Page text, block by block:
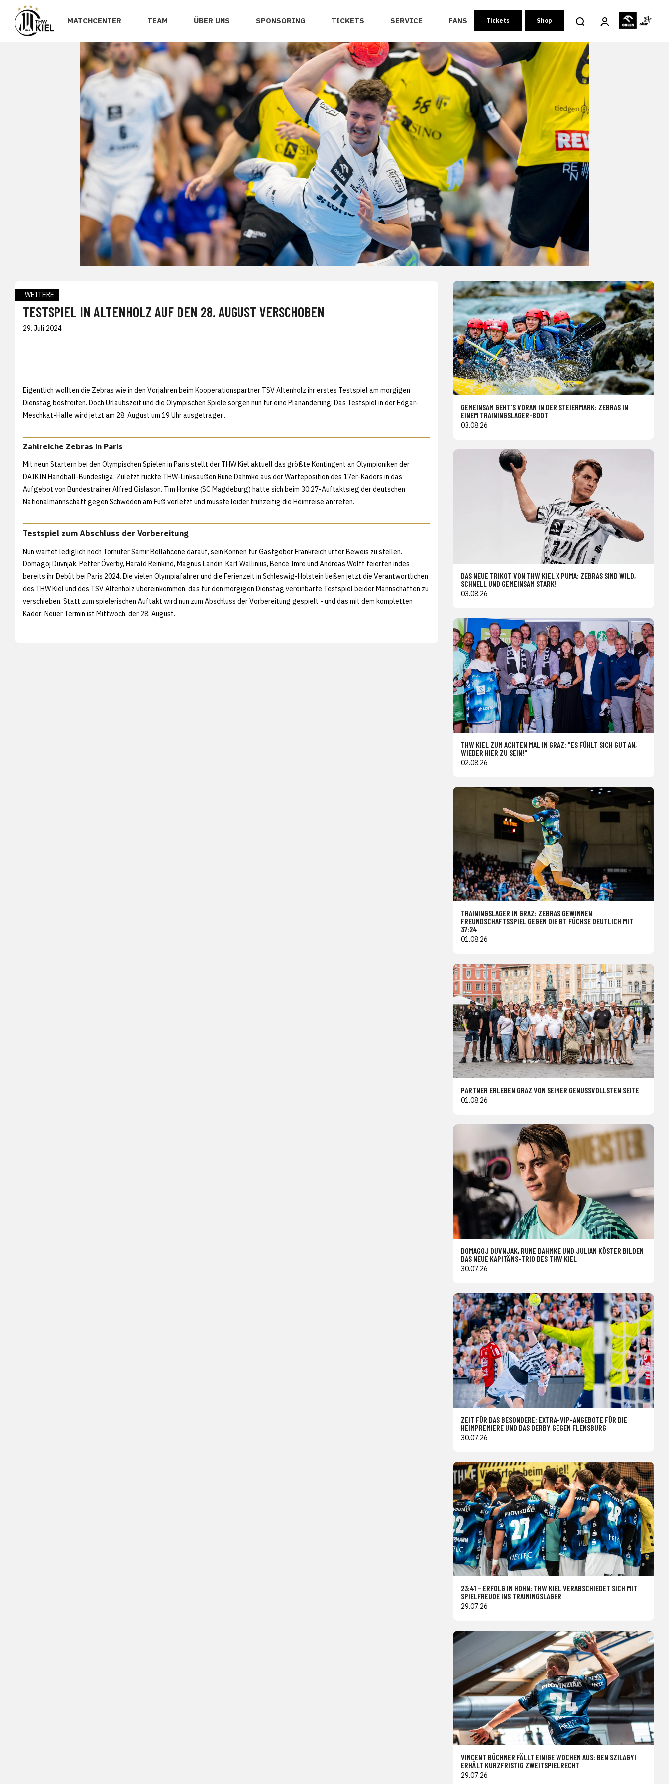
MATCHCENTER TEAM ÜBER UNS SPONSORING TICKETS SERVICE FANS Tickets Shop
WEITERE
TESTSPIEL IN ALTENHOLZ AUF DEN 28. AUGUST VERSCHOBEN
29. Juli 2024
Eigentlich wollten die Zebras wie in den Vorjahren beim Kooperationspartner TSV Altenholz ihr erstes Testspiel am morgigen
Dienstag bestreiten. Doch Urlaubszeit und die Olympischen Spiele sorgen nun für eine Planänderung: Das Testspiel in der Edgar-
Meschkat-Halle wird jetzt am 28. August um 19 Uhr ausgetragen.
Zahlreiche Zebras in Paris
Mit neun Startern bei den Olympischen Spielen in Paris stellt der THW Kiel aktuell das größte Kontingent an Olympioniken der
DAIKIN Handball-Bundesliga. Zuletzt rückte THW-Linksaußen Rune Dahmke aus der Warteposition des 17er-Kaders in das
Aufgebot von Bundestrainer Alfred Gislason. Tim Hornke (SC Magdeburg) hatte sich beim 30:27-Auftaktsieg der deutschen
Nationalmannschaft gegen Schweden am Fuß verletzt und musste leider frühzeitig die Heimreise antreten.
Testspiel zum Abschluss der Vorbereitung
Nun wartet lediglich noch Torhüter Samir Bellahcene darauf, sein Können für Gastgeber Frankreich unter Beweis zu stellen.
Domagoj Duvnjak, Petter Överby, Harald Reinkind, Magnus Landin, Karl Wallinius, Bence Imre und Andreas Wolff feierten indes
bereits ihr Debüt bei Paris 2024. Die vielen Olympiafahrer und die Ferienzeit in Schleswig-Holstein ließen jetzt die Verantwortlichen
des THW Kiel und des TSV Altenholz übereinkommen, das für den morgigen Dienstag vereinbarte Testspiel beider Mannschaften zu
verschieben. Statt zum spielerischen Auftakt wird nun zum Abschluss der Vorbereitung gespielt - und das mit dem kompletten
Kader: Neuer Termin ist Mittwoch, der 28. August.
GEMEINSAM GEHT’S VORAN IN DER STEIERMARK: ZEBRAS IN
EINEM TRAININGSLAGER-BOOT
03.08.26
DAS NEUE TRIKOT VON THW KIEL X PUMA: ZEBRAS SIND WILD,
SCHNELL UND GEMEINSAM STARK!
03.08.26
THW KIEL ZUM ACHTEN MAL IN GRAZ: "ES FÜHLT SICH GUT AN,
WIEDER HIER ZU SEIN!"
02.08.26
TRAININGSLAGER IN GRAZ: ZEBRAS GEWINNEN
FREUNDSCHAFTSSPIEL GEGEN DIE BT FÜCHSE DEUTLICH MIT
37:24
01.08.26
PARTNER ERLEBEN GRAZ VON SEINER GENUSSVOLLSTEN SEITE
01.08.26
DOMAGOJ DUVNJAK, RUNE DAHMKE UND JULIAN KÖSTER BILDEN
DAS NEUE KAPITÄNS-TRIO DES THW KIEL
30.07.26
ZEIT FÜR DAS BESONDERE: EXTRA-VIP-ANGEBOTE FÜR DIE
HEIMPREMIERE UND DAS DERBY GEGEN FLENSBURG
30.07.26
23:41 – ERFOLG IN HOHN: THW KIEL VERABSCHIEDET SICH MIT
SPIELFREUDE INS TRAININGSLAGER
29.07.26
VINCENT BÜCHNER FÄLLT EINIGE WOCHEN AUS: BEN SZILAGYI
ERHÄLT KURZFRISTIG ZWEITSPIELRECHT
29.07.26